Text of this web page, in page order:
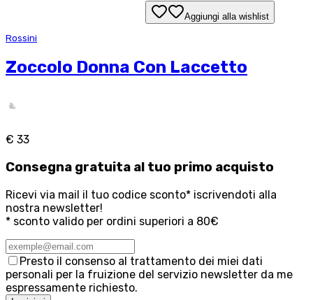
Aggiungi alla wishlist
Rossini
Zoccolo Donna Con Laccetto
€ 33
Consegna gratuita al tuo primo acquisto
Ricevi via mail il tuo codice sconto* iscrivendoti alla
nostra newsletter!
* sconto valido per ordini superiori a 80€
Presto il consenso al trattamento dei miei dati
personali per la fruizione del servizio newsletter da me
espressamente richiesto.